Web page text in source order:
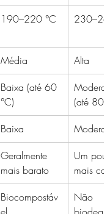
190–220 °C
Média
Alta
Baixa (até 60
°C)
(até 80
Baixa
Moderada
Geralmente
mais barato
Um
mais caro
Biocompostáv
Não